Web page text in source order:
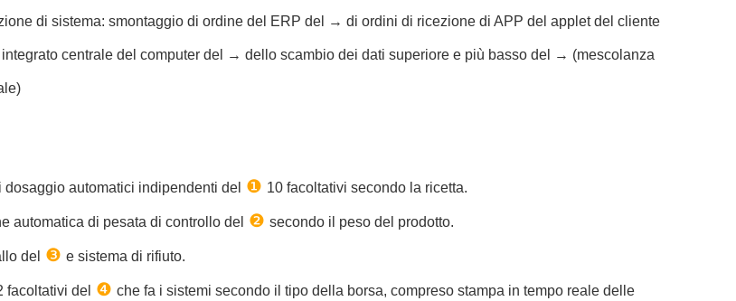
di sistema: smontaggio di ordine del ERP del → di ordini di ricezione di APP del applet del cliente
centrale del computer del → dello scambio dei dati superiore e più basso del → (mescolanza
dosaggio automatici indipendenti del ❶ 10 facoltativi secondo la ricetta.
automatica di pesata di controllo del ❷ secondo il peso del prodotto.
del ❸ e sistema di rifiuto.
facoltativi del ❹ che fa i sistemi secondo il tipo della borsa, compreso stampa in tempo reale delle